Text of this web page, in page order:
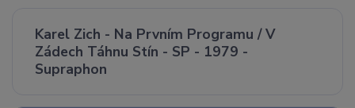
Karel Zich - Na Prvním Programu / V
Zádech Táhnu Stín - SP - 1979 -
Supraphon